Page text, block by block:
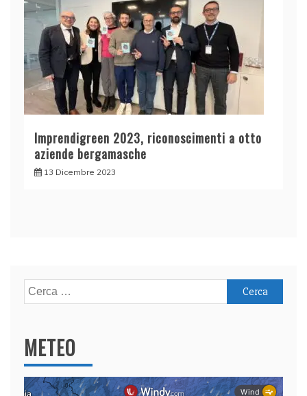
Imprendigreen 2023, riconoscimenti a otto
aziende bergamasche
13 Dicembre 2023
Ricerca
per:
METEO